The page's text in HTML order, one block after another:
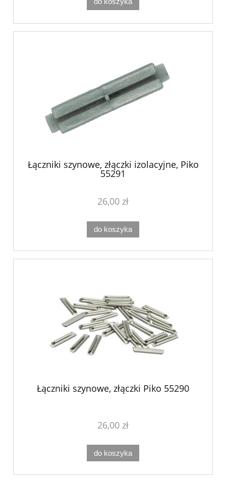
Łączniki szynowe, złączki izolacyjne, Piko
55291
26,00 zł
do koszyka
Łączniki szynowe, złączki Piko 55290
26,00 zł
do koszyka